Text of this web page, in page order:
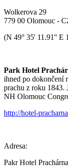
Wolkerova 29
779 00 Olomouc -
(N 49° 35' 11.91'' E
Park Hotel
ihned po dokončení
prachu z roku 1843.
NH Olomouc
http://hotel-
Adresa:
Pakr Hotel